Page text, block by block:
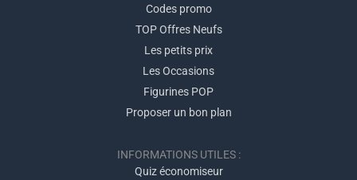
Codes promo
TOP Offres Neufs
Les petits prix
Les Occasions
Figurines POP
Proposer un bon plan
INFORMATIONS UTILES :
Quiz économiseur